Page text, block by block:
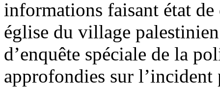
informations faisant état de
église du village
d’enquête spéciale de la
approfondies sur l’incident